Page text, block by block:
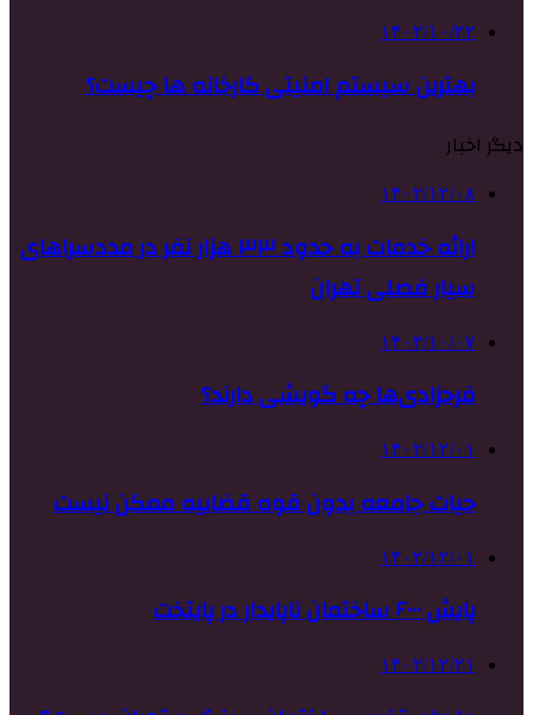
۱۴۰۲/۱۰/۲۲
بهترین سیستم امنیتی کارخانه ها چیست؟
دیگر اخبار
۱۴۰۲/۱۲/۰۸
ارائه خدمات به حدود ۳۳ هزار نفر در مددسراهای
سیار فصلی تهران
۱۴۰۳/۱۰/۰۷
فرحزادی‌ها چه گویشی دارند؟
۱۴۰۲/۱۲/۰۱
حیات جامعه بدون قوه قضاییه ممکن نیست
۱۴۰۲/۱۲/۰۱
پایش ۶۰۰۰ ساختمان ناپایدار در پایتخت
۱۴۰۲/۱۲/۲۱